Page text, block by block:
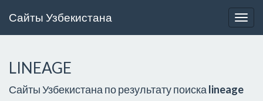
Сайты Узбекистана
LINEAGE
Сайты Узбекистана по результату поиска lineage